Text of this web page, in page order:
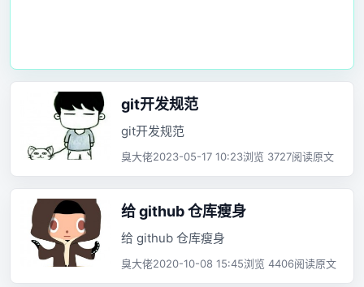
git开发规范
git开发规范
臭大佬2023-05-17 10:23浏览 3727阅读原文
给 github 仓库瘦身
给 github 仓库瘦身
臭大佬2020-10-08 15:45浏览 4406阅读原文